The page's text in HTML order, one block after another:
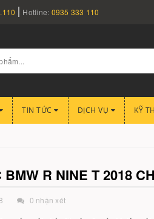
Hotline: 0935 333 110
TIN TỨC DỊCH VỤ KỸ
R NINE T 2018
0 nhận xét